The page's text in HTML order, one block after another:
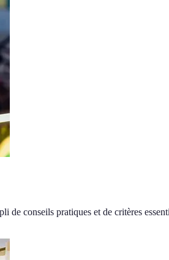
de conseils pratiques et de critères